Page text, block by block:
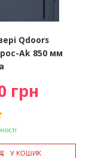
Qdoors
Ak 850 мм
грн
У КОШИК